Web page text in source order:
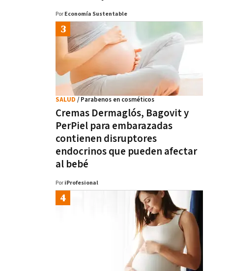
Por Economía Sustentable
Cremas Dermaglós, Bagovit y
PerPiel para embarazadas
contienen disruptores
endocrinos que pueden afectar
al bebé
SALUD / Parabenos en cosméticos
Por iProfesional